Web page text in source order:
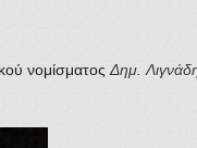
νομίσματος Δημ.